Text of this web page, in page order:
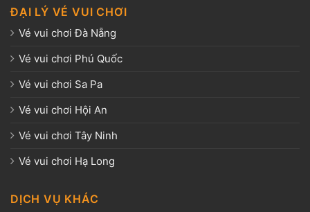
ĐẠI LÝ VÉ VUI CHƠI
Vé vui chơi Đà Nẵng
Vé vui chơi Phú Quốc
Vé vui chơi Sa Pa
Vé vui chơi Hội An
Vé vui chơi Tây Ninh
Vé vui chơi Hạ Long
DỊCH VỤ KHÁC